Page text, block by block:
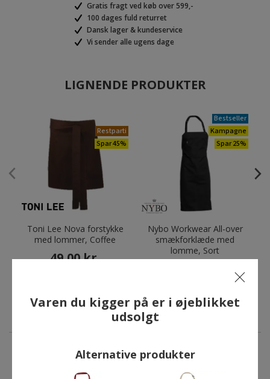
Gratis fragt ved køb over 599,-
100 dages fuld returret
Dansk lager & kundeservice
Vi sender alle ugens dage
LIGNENDE PRODUKTER
Restparti
Spar 45%
Toni Lee Nova forstykke
med lommer, Coffee
49,00 kr.
Bestseller
Kampagne
Spar 25%
Nybo Workwear All-over
smækforklæde med
lomme, Sort
ANDRE HAR OGSÅ KØBT
Varen du kigger på er i øjeblikket
udsolgt
Alternative produkter